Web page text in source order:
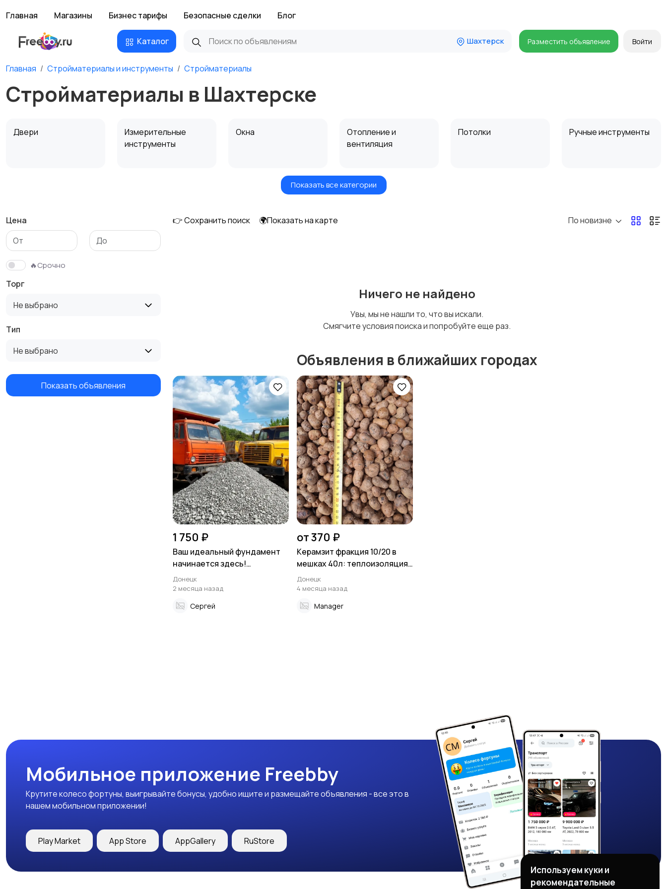
Главная Магазины Бизнес тарифы Безопасные сделки Блог
Каталог Шахтерск Разместить объявление Войти
Главная Стройматериалы и инструменты Стройматериалы
Стройматериалы в Шахтерске
Двери
Измерительные
инструменты
Окна
Отопление и
вентиляция
Потолки Ручные инструменты
Электроинструмент
Показать все категории
Цена
🔥Срочно
Торг
Не выбрано
Тип
Не выбрано
Показать объявления
👉 Сохранить поиск 🌍Показать на карте По новизне
Ничего не найдено
Увы, мы не нашли то, что вы искали.
Смягчите условия поиска и попробуйте еще раз.
Объявления в ближайших городах
1 750 ₽
Ваш идеальный фундамент
начинается здесь!
Доломитный щебень от
производителя с доставкой!
Донецк
2 месяца назад
Сергей
от 370 ₽
Керамзит фракция 10/20 в
мешках 40л: теплоизоляция
для строительства
Донецк
4 месяца назад
Manager
Мобильное приложение Freebby
Крутите колесо фортуны, выигрывайте бонусы, удобно ищите и размещайте объявления - все это в
нашем мобильном приложении!
Play Market App Store AppGallery RuStore
Используем куки и
рекомендательные